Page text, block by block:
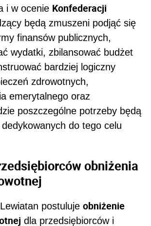
i w ocenie Konfederacji
będą zmuszeni podjąć się
finansów publicznych,
wydatki, zbilansować budżet
bardziej logiczny
zdrowotnych,
emerytalnego oraz
poszczególne potrzeby będą
do tego celu
obniżenia
postuluje obniżenie
dla przedsiębiorców i